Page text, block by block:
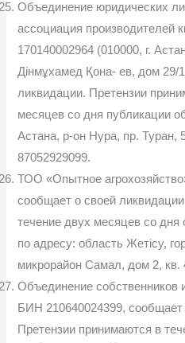
Объединение юридических
ассоциация производителей
170140002964 (010000, г.
Дінмұхамед Қона- ев, дом 29/
ликвидации. Претензии
месяцев со дня публикации
Астана, р-он Нура, пр. Туран,
87052929099.
ТОО «Опытное
сообщает о своей
течение двух месяцев со дня
по адресу: область Жетісу,
микрорайон Самал, дом 2, кв.
Объединение собственников
БИН 210640024399, сообщает
Претензии принимаются в